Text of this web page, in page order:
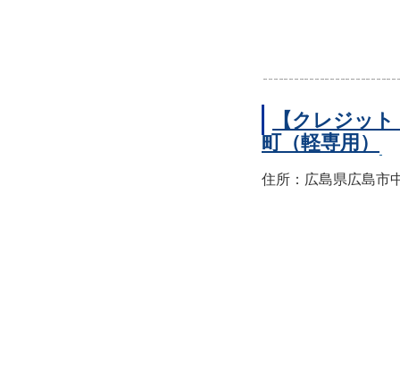
【クレジッ
町（軽専用）
住所：広島県広島市